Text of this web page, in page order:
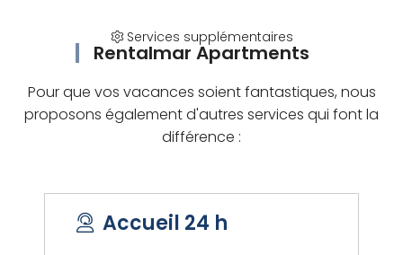
Services supplémentaires
Rentalmar Apartments
Pour que vos vacances soient fantastiques, nous
proposons également d'autres services qui font la
différence :
Accueil 24 h